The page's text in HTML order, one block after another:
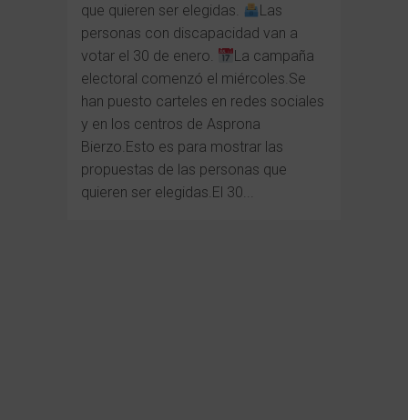
que quieren ser elegidas.
Las
personas con discapacidad van a
votar el 30 de enero.
La campaña
electoral comenzó el miércoles.Se
han puesto carteles en redes sociales
y en los centros de Asprona
Bierzo.Esto es para mostrar las
propuestas de las personas que
quieren ser elegidas.El 30...